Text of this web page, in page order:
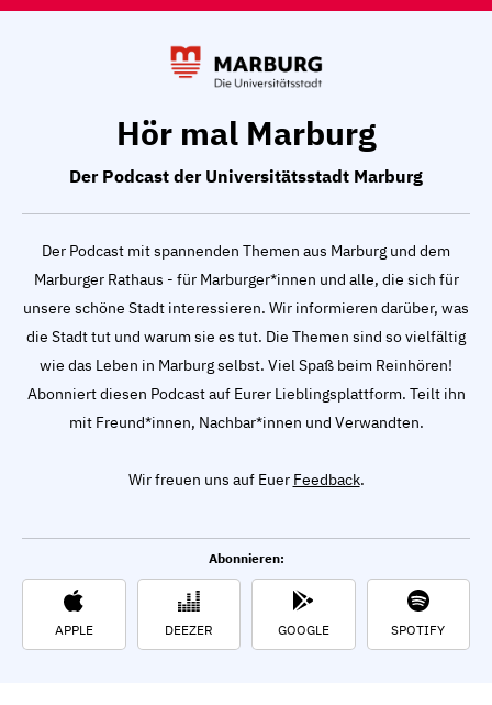
Hör mal Marburg
Der Podcast der Universitätsstadt Marburg
Der Podcast mit spannenden Themen aus Marburg und dem
Marburger Rathaus - für Marburger*innen und alle, die sich für
unsere schöne Stadt interessieren. Wir informieren darüber, was
die Stadt tut und warum sie es tut. Die Themen sind so vielfältig
wie das Leben in Marburg selbst. Viel Spaß beim Reinhören!
Abonniert diesen Podcast auf Eurer Lieblingsplattform. Teilt ihn
mit Freund*innen, Nachbar*innen und Verwandten.
Wir freuen uns auf Euer Feedback.
Abonnieren:
APPLE DEEZER GOOGLE SPOTIFY